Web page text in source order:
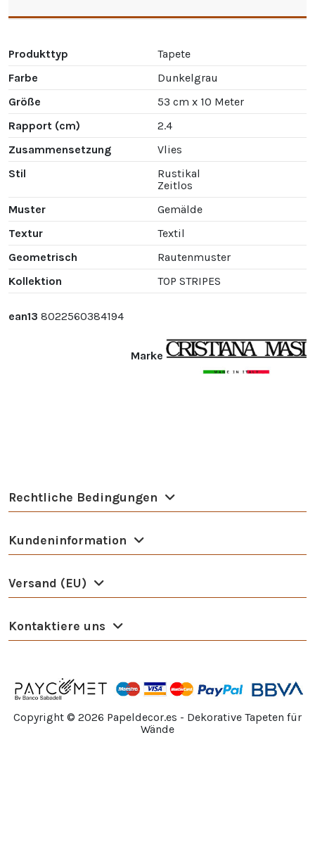
Produkttyp
Tapete
Farbe
Dunkelgrau
Größe
53 cm x 10 Meter
Rapport (cm)
2.4
Zusammensetzung
Vlies
Stil
Rustikal
Zeitlos
Muster
Gemälde
Textur
Textil
Geometrisch
Rautenmuster
Kollektion
TOP STRIPES
Marke
ean13 8022560384194
Rechtliche Bedingungen
Kundeninformation
Versand (EU)
Kontaktiere uns
Copyright © 2026 Papeldecor.es - Dekorative Tapeten für
Wände